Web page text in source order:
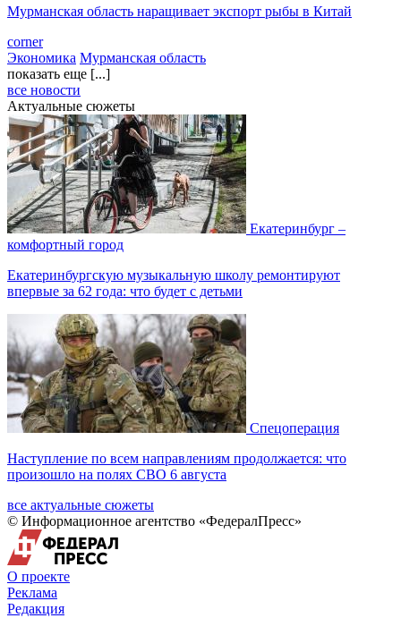
Мурманская область наращивает экспорт рыбы в Китай
corner
Экономика Мурманская область
показать еще [...]
все новости
Актуальные сюжеты
Екатеринбург –
комфортный город
Екатеринбургскую музыкальную школу ремонтируют
впервые за 62 года: что будет с детьми
Спецоперация
Наступление по всем направлениям продолжается: что
произошло на полях СВО 6 августа
все актуальные сюжеты
© Информационное агентство «ФедералПресс»
О проекте
Реклама
Редакция